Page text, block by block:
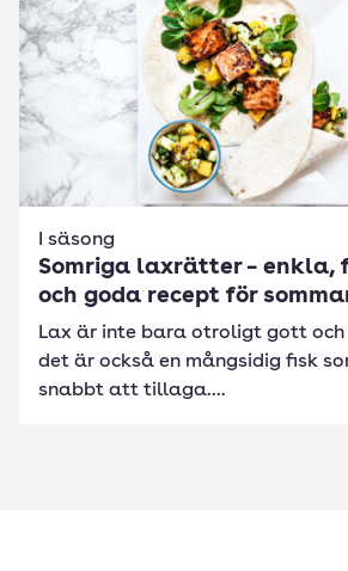
I säsong
Somriga laxrätter – enkla,
och goda recept för
Lax är inte bara otroligt gott
det är också en mångsidig fisk
snabbt att tillaga....